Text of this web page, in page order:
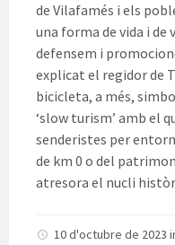
de Vilafamés i els
una forma de vida i de
defensem i
explicat el regidor de
bicicleta, a més,
‘slow turism’ amb el
senderistes per
de km 0 o del
atresora el nucli
10 d'octubre de 2023